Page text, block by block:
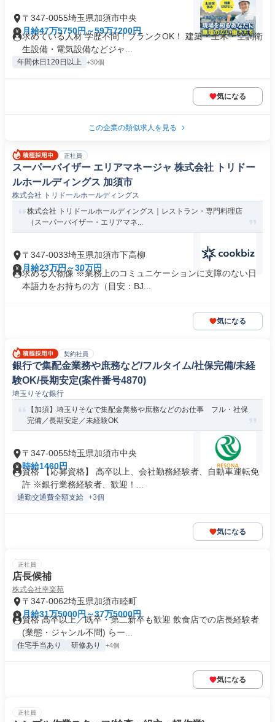
〒347-0055埼玉県加須市中央
月給47万5750円～59万7200円
求めている人材 学歴不問！ブランクOK！ 建築・土木・空調衛
生設備・電気設備などジャ...
年間休日120日以上 +30個
気になる
この企業の類似求人を見る
正社員
スーパーバイザー エリアマネージャ 株式会社 トリドー
ルホールディングス 加須市
株式会社 トリドールホールディングス
株式会社 トリドールホールディングス｜レストラン・専門料理店
（スーパーバイザー・エリアマネ...
〒347-0033埼玉県加須市下高柳
月給23万円～30万円
求める人物像 ※業務上のコミュニケーションに支障のない日
本語力をお持ちの方（目安：BJ...
気になる
契約社員
銀行で集配金業務や庶務など/フルタイム/社保完備/未経
験OK/長期安定(案件番号4870)
埼玉りそな銀行
【加須】埼玉りそなで集配金業務や庶務などのお仕事 フル・社保
完備／長期安定／未経験OK
〒347-0055埼玉県加須市中央
時給1460円
資格 【応募資格】 高卒以上、会社勤務経験者、自動車運転免
許 ※銀行業務経験者、歓迎！...
通勤交通費全額支給 +3個
気になる
正社員
店長候補
株式会社幸楽苑
〒347-0062埼玉県加須市睦町
月給31万5000円～37万5000円
資格 高卒以上／既卒・第二新卒も歓迎 飲食店での店長経験者
(業態・ジャンル不問) らー...
住宅手当あり 研修あり +4個
気になる
正社員